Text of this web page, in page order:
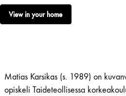
View in your home
Matias Karsikas (s. 1989) on
opiskeli Taideteollisessa